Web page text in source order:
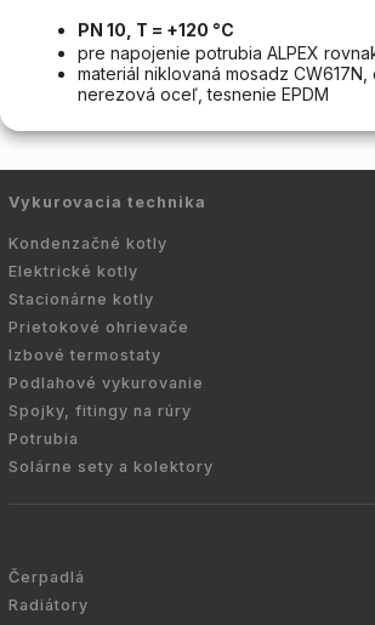
PN 10, T = +120 °C
pre napojenie potrubia ALPEX
materiál niklovaná mosadz CW617N,
nerezová oceľ, tesnenie EPDM
Vykurovacia technika
Kondenzačné kotly
Elektrické kotly
Stacionárne kotly
Prietokové ohrievače
Izbové termostaty
Podlahové vykurovanie
Spojky, fitingy na rúry
Potrubia
Solárne sety a kolektory
Čerpadlá
Radiátory